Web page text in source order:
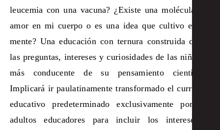
leucemia con una vacuna? ¿Existe una molécula del
amor en mi cuerpo o es una idea que cultivo en mi
mente? Una educación con ternura construida desde
las preguntas, intereses y curiosidades de las niñas es
más conducente de su pensamiento científico.
Implicará ir paulatinamente transformado el currículo
educativo predeterminado exclusivamente por los
adultos educadores para incluir los intereses y